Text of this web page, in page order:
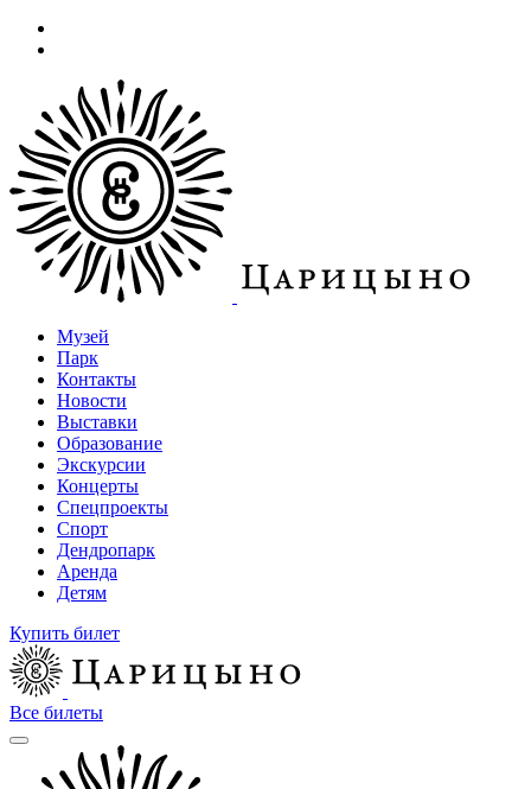
Музей
Парк
Контакты
Новости
Выставки
Образование
Экскурсии
Концерты
Спецпроекты
Спорт
Дендропарк
Аренда
Детям
Купить билет
Все билеты